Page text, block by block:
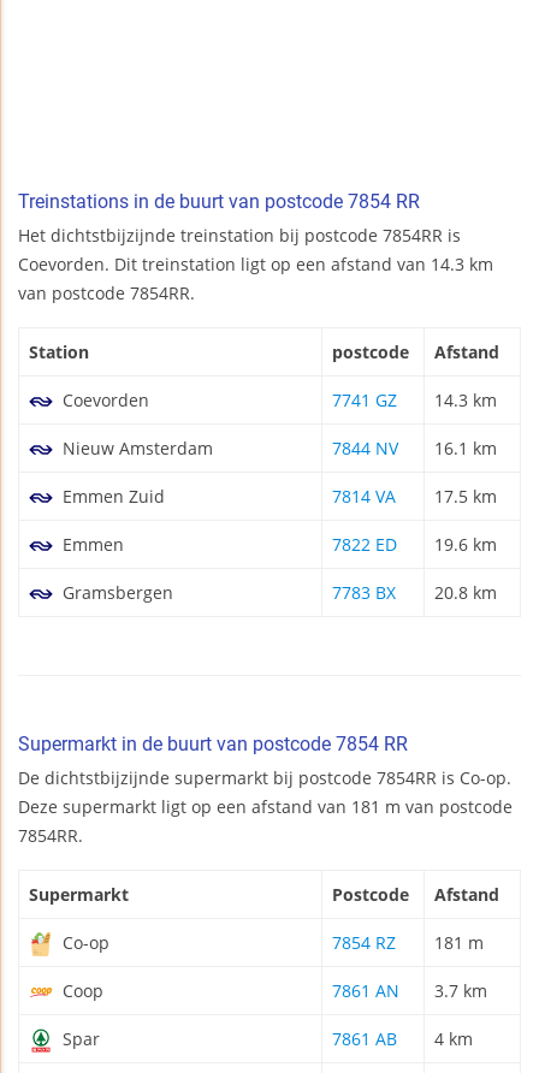
Treinstations in de buurt van postcode 7854 RR
Het dichtstbijzijnde treinstation bij postcode 7854RR is
Coevorden. Dit treinstation ligt op een afstand van 14.3 km
van postcode 7854RR.
Station postcode Afstand
Coevorden 7741 GZ 14.3 km
Nieuw Amsterdam 7844 NV 16.1 km
Emmen Zuid 7814 VA 17.5 km
Emmen 7822 ED 19.6 km
Gramsbergen 7783 BX 20.8 km
Supermarkt in de buurt van postcode 7854 RR
De dichtstbijzijnde supermarkt bij postcode 7854RR is Co-op.
Deze supermarkt ligt op een afstand van 181 m van postcode
7854RR.
Supermarkt Postcode Afstand
Co-op 7854 RZ 181 m
Coop 7861 AN 3.7 km
Spar 7861 AB 4 km